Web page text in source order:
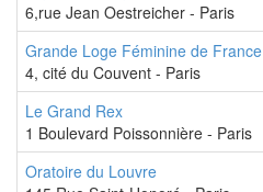
6,rue Jean Oestreicher - Paris
Grande Loge Féminine de France
4, cité du Couvent - Paris
Le Grand Rex
1 Boulevard Poissonnière - Paris
Oratoire du Louvre